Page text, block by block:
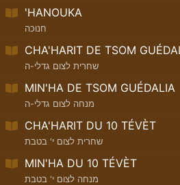
'HANOUKA
חנוכה
CHA'HARIT DE TSOM
שחרית לצום גדלי-ה
MIN'HA DE TSOM GUÉDALIA
מנחה לצום גדלי-ה
CHA'HARIT DU 10 TÉVÈT
שחרית לצום י' בטבת
MIN'HA DU 10 TÉVÈT
מנחה לצום י' בטבת